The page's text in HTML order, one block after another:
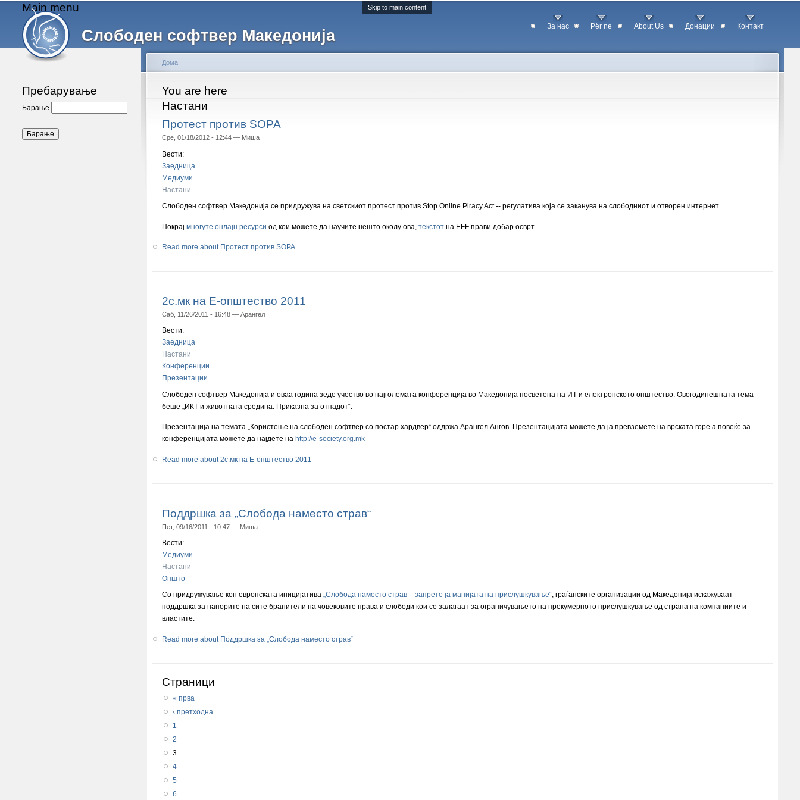
Skip to main content
Слободен софтвер Македонија
Main menu
За нас Për ne About Us Донации Контакт
Пребарување
Барање
You are here
Дома
Настани
Протест против SOPA
Сре, 01/18/2012 - 12:44 — Миша
Вести:
Заедница
Медиуми
Настани
Слободен софтвер Македонија се придружува на светскиот протест против Stop Online Piracy Act -- регулатива која се заканува на слободниот и отворен интернет.
Покрај многуте онлајн ресурси од кои можете да научите нешто околу ова, текстот на EFF прави добар осврт.
Read more about Протест против SOPA
2с.мк на Е-општество 2011
Саб, 11/26/2011 - 16:48 — Арангел
Вести:
Заедница
Настани
Конференции
Презентации
Слободен софтвер Македонија и оваа година зеде учество во најголемата конференција во Македонија посветена на ИТ и електронското општество. Овогодинешната тема
беше „ИКТ и животната средина: Приказна за отпадот“.
Презентација на темата „Користење на слободен софтвер со постар хардвер“ оддржа Арангел Ангов. Презентацијата можете да ја превземете на врската горе а повеќе за
конференцијата можете да најдете на http://e-society.org.mk
Read more about 2с.мк на Е-општество 2011
Поддршка за „Слобода наместо страв“
Пет, 09/16/2011 - 10:47 — Миша
Вести:
Медиуми
Настани
Општо
Со придружување кон европската иницијатива „Слобода наместо страв – запрете ја манијата на прислушкување“, граѓанските организации од Македонија искажуваат
поддршка за напорите на сите бранители на човековите права и слободи кои се залагаат за ограничувањето на прекумерното прислушкување од страна на компаниите и
властите.
Read more about Поддршка за „Слобода наместо страв“
Страници
« прва
‹ претходна
1
2
3
4
5
6